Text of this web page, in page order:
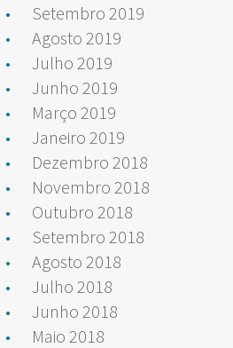
Setembro 2019
Agosto 2019
Julho 2019
Junho 2019
Março 2019
Janeiro 2019
Dezembro 2018
Novembro 2018
Outubro 2018
Setembro 2018
Agosto 2018
Julho 2018
Junho 2018
Maio 2018